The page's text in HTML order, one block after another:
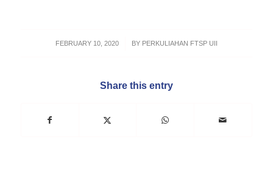
FEBRUARY 10, 2020
/ BY PERKULIAHAN FTSP UII
Share this entry